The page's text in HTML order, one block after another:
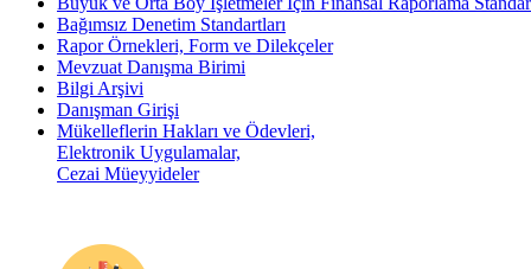
Bağımsız Denetim Standartları
Rapor Örnekleri, Form ve Dilekçeler
Mevzuat Danışma Birimi
Bilgi Arşivi
Danışman Girişi
Mükelleflerin Hakları ve Ödevleri,
Elektronik Uygulamalar,
Cezai Müeyyideler